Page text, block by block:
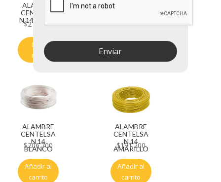
ALAMBRE
CENTELSA
N 14 VERDE
$218.940
Leer
más
$17.300
ALAMBRE
CENTELSA
N 14
BLANCO
$206.700
Añadir al
carrito
ALAMBRE
CENTELSA
N 14
AMARILLO
$191.200
Añadir al
carrito
Enviar